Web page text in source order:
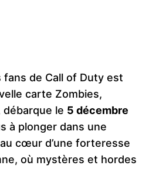
fans de Call of Duty est
carte Zombies,
débarque le 5 décembre
à plonger dans une
cœur d’une forteresse
où mystères et hordes